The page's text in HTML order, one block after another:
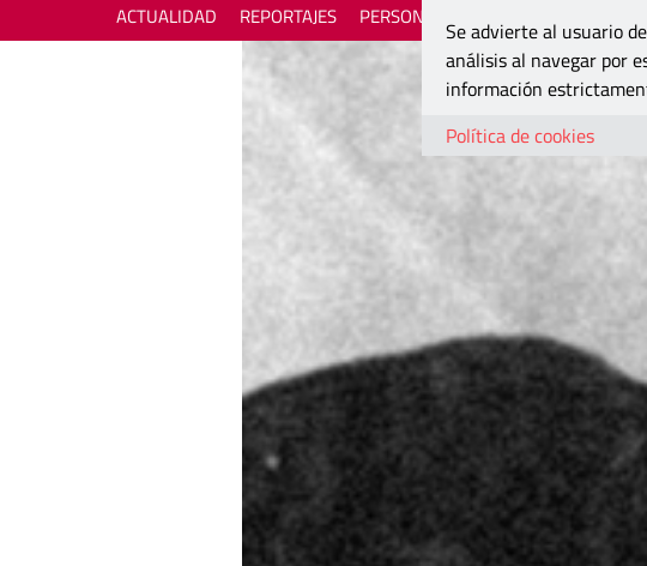
ACTUALIDAD REPORTAJES PERSONAJES
Se advierte al usuario
análisis al navegar por
información
Política de cookies